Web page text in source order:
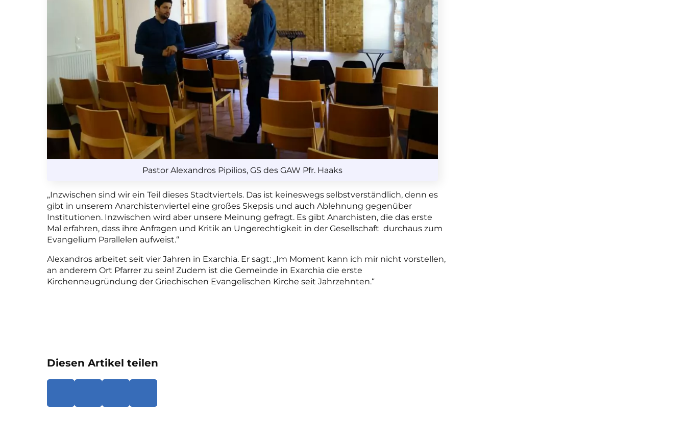
Pastor Alexandros Pipilios, GS des GAW Pfr. Haaks
„Inzwischen sind wir ein Teil dieses Stadtviertels. Das ist keineswegs selbstverständlich, denn es
gibt in unserem Anarchistenviertel eine großes Skepsis und auch Ablehnung gegenüber
Institutionen. Inzwischen wird aber unsere Meinung gefragt. Es gibt Anarchisten, die das erste
Mal erfahren, dass ihre Anfragen und Kritik an Ungerechtigkeit in der Gesellschaft durchaus zum
Evangelium Parallelen aufweist.“
Alexandros arbeitet seit vier Jahren in Exarchia. Er sagt: „Im Moment kann ich mir nicht vorstellen,
an anderem Ort Pfarrer zu sein! Zudem ist die Gemeinde in Exarchia die erste
Kirchenneugründung der Griechischen Evangelischen Kirche seit Jahrzehnten.“
Diesen Artikel teilen